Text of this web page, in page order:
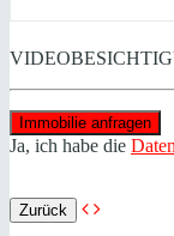
Ja, ich habe die
Zurück